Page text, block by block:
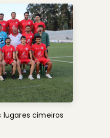
lugares cimeiros